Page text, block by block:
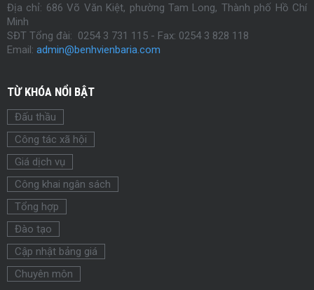
Địa chỉ: 686 Võ Văn Kiệt, phường Tam Long, Thành phố Hồ Chí
Minh
SĐT Tổng đài: 0254 3 731 115 - Fax: 0254 3 828 118
Email: admin@benhvienbaria.com
TỪ KHÓA NỔI BẬT
Đấu thầu
Công tác xã hội
Giá dịch vụ
Công khai ngân sách
Tổng hợp
Đào tạo
Cập nhật bảng giá
Chuyên môn